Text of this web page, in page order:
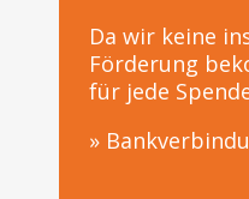
Da wir keine
Förderung
für jede
»